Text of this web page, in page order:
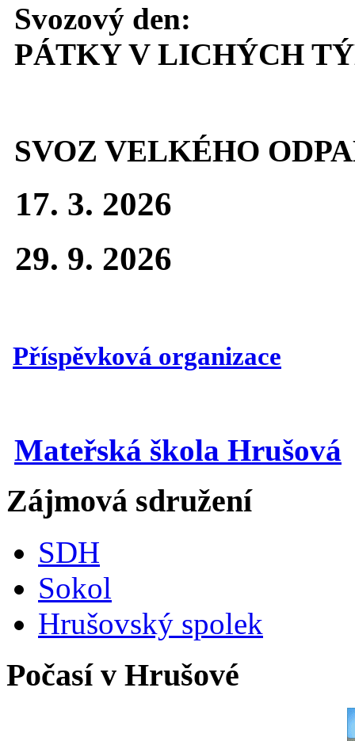
Svozový den:
PÁTKY V LICHÝCH
SVOZ VELKÉHO
17. 3. 2026
29. 9. 2026
Příspěvková organizace
Mateřská škola Hrušová
Zájmová sdružení
SDH
Sokol
Hrušovský spolek
Počasí v Hrušové